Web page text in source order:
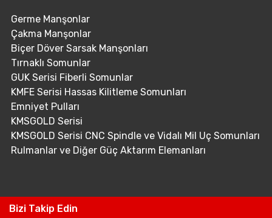
Germe Manşonlar
Çakma Manşonlar
Biçer Döver Sarsak Manşonları
Tırnaklı Somunlar
GUK Serisi Fiberli Somunlar
KMFE Serisi Hassas Kilitleme Somunları
Emniyet Pulları
KMSGOLD Serisi
KMSGOLD Serisi CNC Spindle ve Vidalı Mil Uç Somunları
Rulmanlar ve Diğer Güç Aktarım Elemanları
Bizi Takip Edin